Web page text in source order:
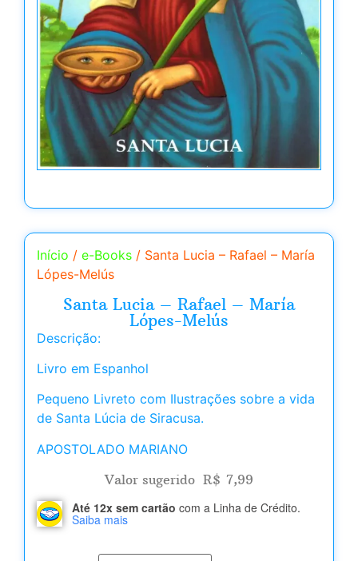
Início / e-Books / Santa Lucia – Rafael – María
Lópes-Melús
Santa Lucia – Rafael – María
Lópes-Melús
Descrição:
Livro em Espanhol
Pequeno Livreto com Ilustrações sobre a vida
de Santa Lúcia de Siracusa.
APOSTOLADO MARIANO
Valor sugerido R$ 7,99
Até 12x sem cartão com a Linha de Crédito.
Saiba mais